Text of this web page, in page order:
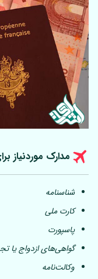
مدارک موردنیاز
شناسنامه
کارت ملی
پاسپورت
گواهی‌های ازدواج یا
وکالت‌نامه